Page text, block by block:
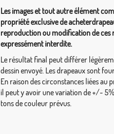
Les images et tout autre élément
propriété exclusive de
reproduction ou modification de ces
expressément interdite.
Le résultat final peut différer
dessin envoyé. Les drapeaux sont
En raison des circonstances liées au
il peut y avoir une variation de +/-
tons de couleur prévus.